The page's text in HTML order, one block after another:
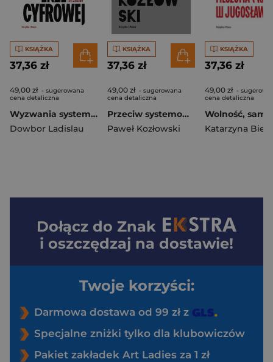
KSIĄŻKA
37,36 zł
49,00 zł - sugerowana
cena detaliczna
Wyzwania systemowe w erze cyfrowej. Łączenie elementów społecznej układanki
Dowbor Ladislau
KSIĄŻKA
37,36 zł
49,00 zł - sugerowana
cena detaliczna
Przeciw systemowi 3
Paweł Kozłowski
KSIĄŻKA
37,36 zł
49,00 zł -
cena detaliczna
Katarzyna
Dołącz do Znak
i oszczędzaj na dostawie!
Twoje korzyści:
Darmowa dostawa od 99 zł z
Specjalne zniżki tylko dla klubowiczów
Pakiet zakładek Art Ladies za 1 zł